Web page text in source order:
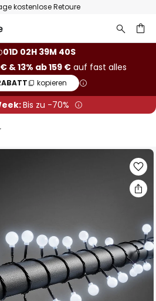
kostenlose Retoure
01D 02H 39M 40S
& 13% ab 159 €auf fast alles
kopieren
Bis zu -70%